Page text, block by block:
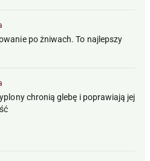
po żniwach. To najlepszy
chronią glebę i poprawiają jej